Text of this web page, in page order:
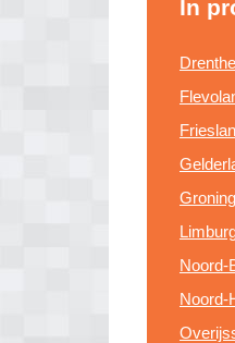
In
Drenthe
Noord-
Noord-